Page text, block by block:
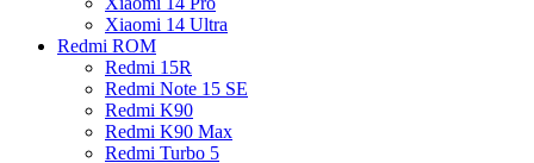
Xiaomi 14 Ultra
Redmi ROM
Redmi 15R
Redmi Note 15 SE
Redmi K90
Redmi K90 Max
Redmi Turbo 5